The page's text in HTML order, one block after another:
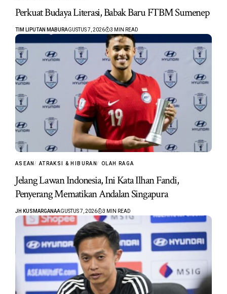
Perkuat Budaya Literasi, Babak Baru FTBM Sumenep
TIM LIPUTAN MABURAGUSTUS 7, 2026 3 MIN READ
ASEAN ATRAKSI & HIBURAN OLAH RAGA
Jelang Lawan Indonesia, Ini Kata Ilhan Fandi,
Penyerang Mematikan Andalan Singapura
JH KUSMARGANAAGUSTUS 7, 2026 3 MIN READ